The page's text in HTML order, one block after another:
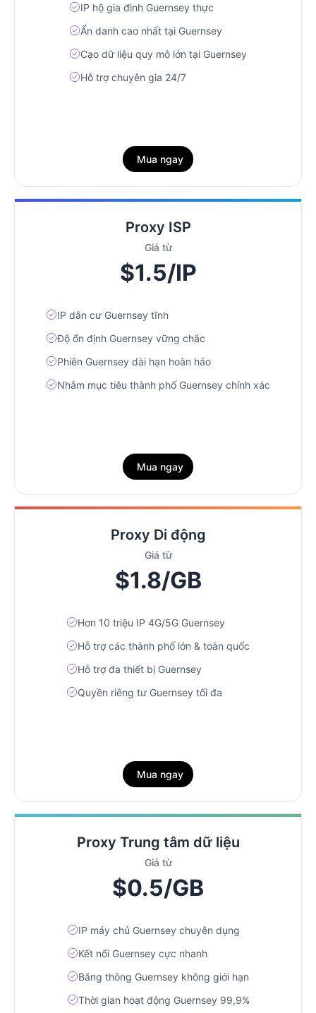
IP hộ gia đình Guernsey thực
Ẩn danh cao nhất tại Guernsey
Cạo dữ liệu quy mô lớn tại Guernsey
Hỗ trợ chuyên gia 24/7
Mua ngay
Proxy ISP
Giá từ
$1.5/IP
IP dân cư Guernsey tĩnh
Độ ổn định Guernsey vững chắc
Phiên Guernsey dài hạn hoàn hảo
Nhắm mục tiêu thành phố Guernsey chính xác
Mua ngay
Proxy Di động
Giá từ
$1.8/GB
Hơn 10 triệu IP 4G/5G Guernsey
Hỗ trợ các thành phố lớn & toàn quốc
Hỗ trợ đa thiết bị Guernsey
Quyền riêng tư Guernsey tối đa
Mua ngay
Proxy Trung tâm dữ liệu
Giá từ
$0.5/GB
IP máy chủ Guernsey chuyên dụng
Kết nối Guernsey cực nhanh
Băng thông Guernsey không giới hạn
Thời gian hoạt động Guernsey 99,9%